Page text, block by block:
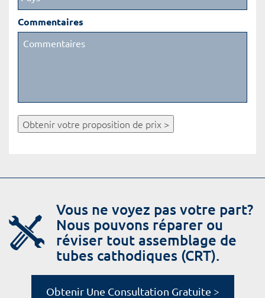
Commentaires
Obtenir votre proposition de prix >
Vous ne voyez pas votre part?
Nous pouvons réparer ou
réviser tout assemblage de
tubes cathodiques (CRT).
Obtenir Une Consultation Gratuite >